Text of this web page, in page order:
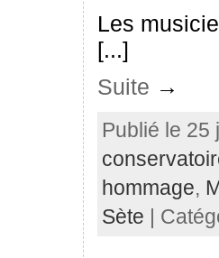
Les
[...]
Suite →
Publié le
hommage,
Sète |